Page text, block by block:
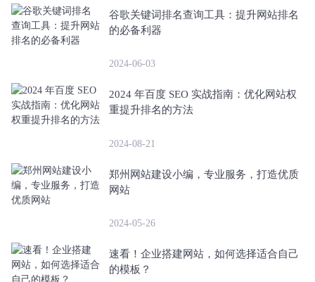
谷歌关键词排名查询工具：提升网站排名
的必备利器
2024-06-03
2024 年百度 SEO 实战指南：优化网站权
重提升排名的方法
2024-08-21
郑州网站建设小编，专业服务，打造优质
网站
2024-05-26
速看！企业搭建网站，如何选择适合自己
的模板？